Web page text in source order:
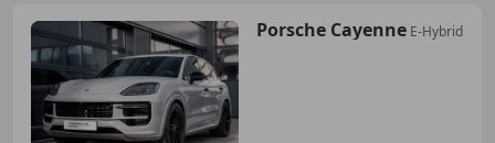
Porsche Cayenne E-Hybrid